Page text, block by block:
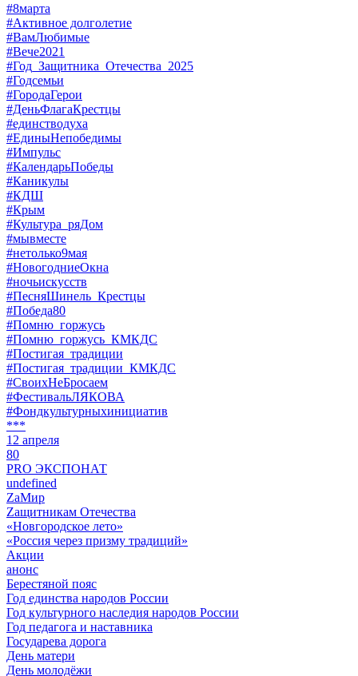
#8марта
#Активное долголетие
#ВамЛюбимые
#Вече2021
#Год_Защитника_Отечества_2025
#Годсемьи
#ГородаГерои
#ДеньФлагаКрестцы
#единстводуха
#ЕдиныНепобедимы
#Импульс
#КалендарьПобеды
#Каникулы
#КДШ
#Крым
#Культура_ряДом
#мывместе
#нетолько9мая
#НовогодниеОкна
#ночьискусств
#ПесняШинель_Крестцы
#Победа80
#Помню_горжусь
#Помню_горжусь_КМКДС
#Постигая_традиции
#Постигая_традиции_КМКДС
#СвоихНеБросаем
#ФестивальЛЯКОВА
#Фондкультурныхинициатив
***
12 апреля
80
PRO ЭКСПОНАТ
undefined
ZaМир
Zащитникам Отечества
«Новгородское лето»
«Россия через призму традиций»
Акции
анонс
Берестяной пояс
Год единства народов России
Год культурного наследия народов России
Год педагога и наставника
Государева дорога
День матери
День молодёжи